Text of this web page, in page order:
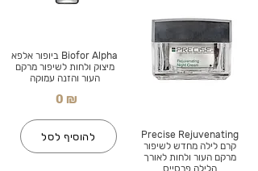
Biofor Alpha ביופור אלפא
מיצוק ולחות לשיפור מרקם
העור והזנה עמוקה
0 ₪
להוסיף לסל
Precise Rejuvenating
קרם לילה מחדש לשיפור
מרקם העור ולחות לאורך
הלילה פרסייס